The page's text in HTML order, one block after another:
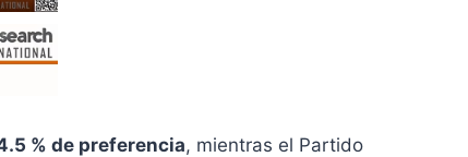
% de preferencia, mientras el Partido